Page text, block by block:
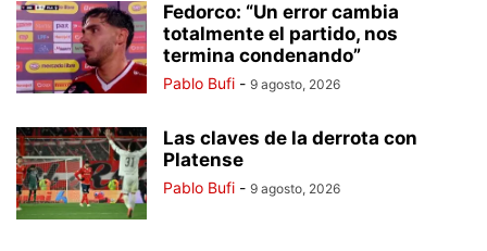
Fedorco: “Un error cambia
totalmente el partido, nos
termina condenando”
Pablo Bufi - 9 agosto, 2026
Las claves de la derrota con
Platense
Pablo Bufi - 9 agosto, 2026